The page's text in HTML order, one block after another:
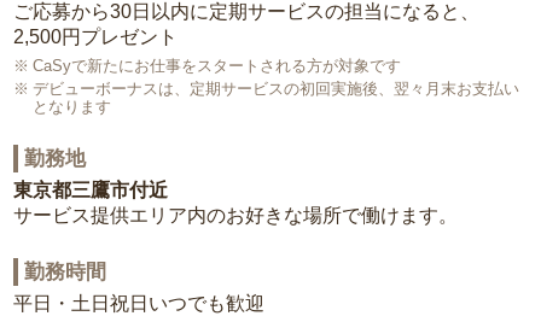
ご応募から30日以内に定期サービスの担当になると、
2,500円プレゼント
CaSyで新たにお仕事をスタートされる方が対象です
デビューボーナスは、定期サービスの初回実施後、翌々月末お支払い
となります
勤務地
東京都三鷹市付近
サービス提供エリア内のお好きな場所で働けます。
勤務時間
平日・土日祝日いつでも歓迎